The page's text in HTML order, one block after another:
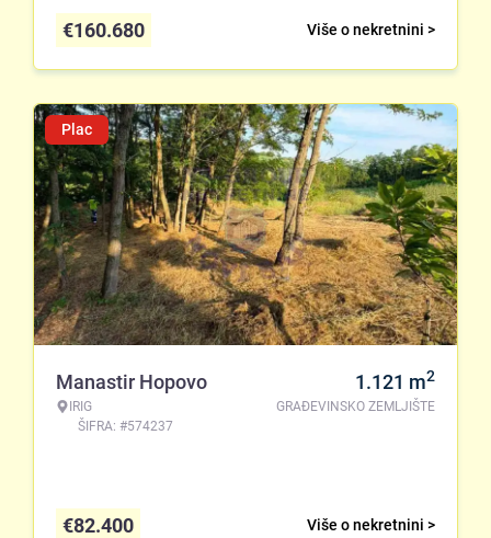
Više o nekretnini >
€160.680
Plac
Manastir Hopovo
IRIG
ŠIFRA: #574237
1.121 m2
GRAĐEVINSKO ZEMLJIŠTE
Više o nekretnini >
€82.400